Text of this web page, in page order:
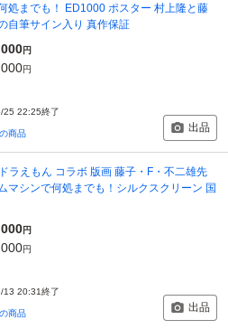
処までも！ ED1000 ポスター 村上隆と藤
自筆サイン入り 真作保証
円
円
25 22:25終了
商品 出品
ラえもん コラボ 版画 藤子・F・不二雄先
マシンで何処までも！シルクスクリーン 国
円
円
13 20:31終了
商品 出品